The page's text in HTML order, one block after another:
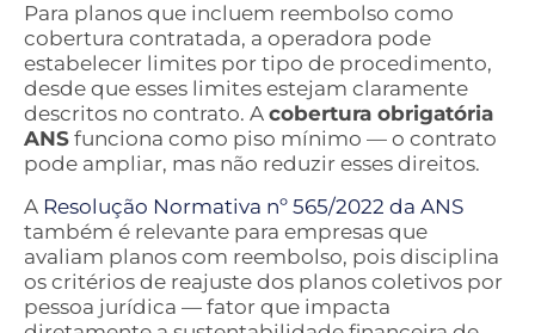
Para planos que incluem reembolso como
cobertura contratada, a operadora pode
estabelecer limites por tipo de procedimento,
desde que esses limites estejam claramente
descritos no contrato. A cobertura obrigatória
ANS funciona como piso mínimo — o contrato
pode ampliar, mas não reduzir esses direitos.
A Resolução Normativa nº 565/2022 da ANS
também é relevante para empresas que
avaliam planos com reembolso, pois disciplina
os critérios de reajuste dos planos coletivos por
pessoa jurídica — fator que impacta